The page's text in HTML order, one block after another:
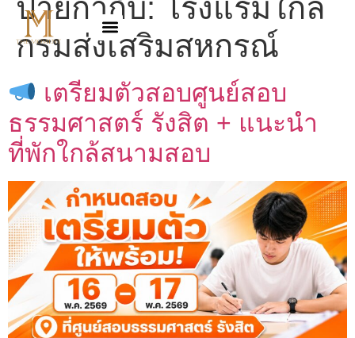
ป้ายกำกับ: โรงแรมใกล้
กรมส่งเสริมสหกรณ์
เตรียมตัวสอบศูนย์สอบ
ธรรมศาสตร์ รังสิต + แนะนำ
ที่พักใกล้สนามสอบ